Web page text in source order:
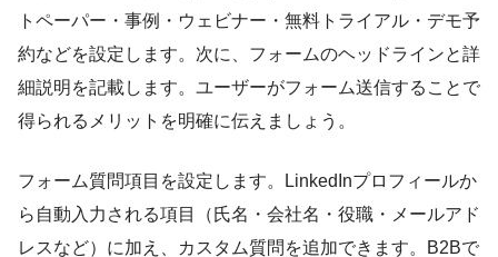
トペーパー・事例・ウェビナー・無料トライアル・デモ予
約などを設定します。次に、フォームのヘッドラインと詳
細説明を記載します。ユーザーがフォーム送信することで
得られるメリットを明確に伝えましょう。
フォーム質問項目を設定します。LinkedInプロフィールか
ら自動入力される項目（氏名・会社名・役職・メールアド
レスなど）に加え、カスタム質問を追加できます。B2Bで